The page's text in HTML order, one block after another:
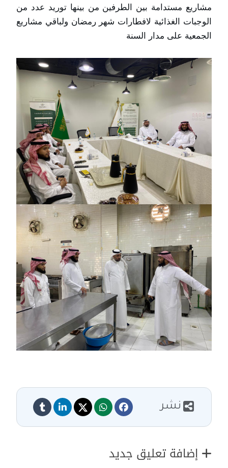
الجمعية على مدار السنة
نشر
إضافة تعليق جديد